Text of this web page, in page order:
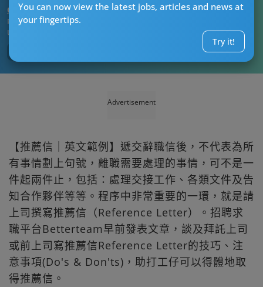
You can now view the latest jobs, articles and news at
your fingertips.
Try it!
CTgoodjobs’ Editor
Published:2024-06-20
Updated:
Advertisement
【推薦信｜英文範例】遞交辭職信後，不代表為所
有事情劃上句號，離職需要處理的事情，可不是一
件起兩件止，包括：處理交接工作、各類文件及告
知合作夥伴等等。程序中非常重要的一環，就是請
上司撰寫推薦信（Reference Letter）。招聘求
職平台Betterteam早前發表文章，談及拜託上司
或前上司寫推薦信Reference Letter的技巧、注
意事項(Do's & Don'ts)，助打工仔可以得體地取
得推薦信。